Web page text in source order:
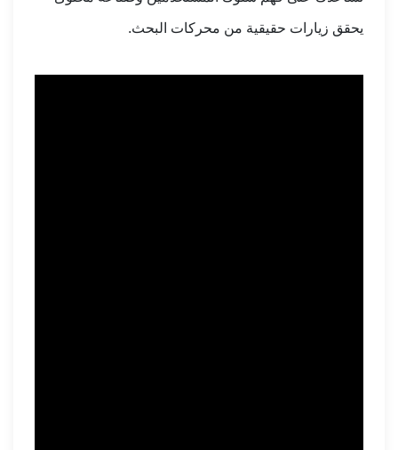
يحقق زيارات حقيقية من محركات البحث.